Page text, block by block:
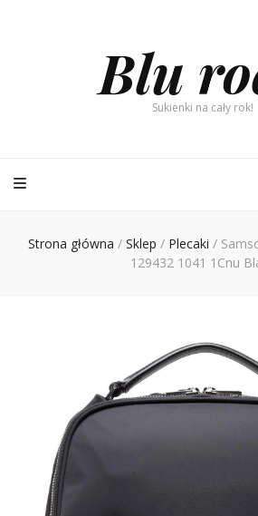
BluSukienki na cały rok!
Strona główna / Sklep / Plecaki /
129432 1041 1Cnu